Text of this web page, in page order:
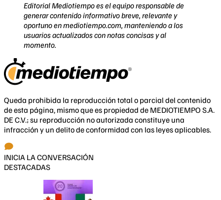
Editorial Mediotiempo es el equipo responsable de
generar contenido informativo breve, relevante y
oportuno en mediotiempo.com, manteniendo a los
usuarios actualizados con notas concisas y al
momento.
Queda prohibida la reproducción total o parcial del contenido
de esta página, mismo que es propiedad de MEDIOTIEMPO S.A.
DE C.V.; su reproducción no autorizada constituye una
infracción y un delito de conformidad con las leyes aplicables.
INICIA LA CONVERSACIÓN
DESTACADAS